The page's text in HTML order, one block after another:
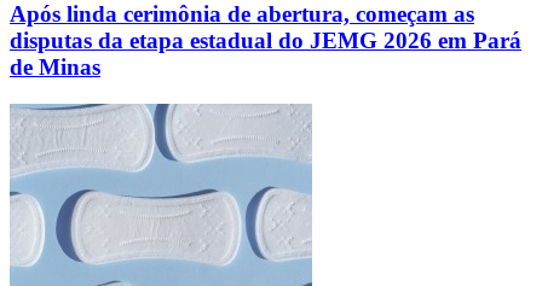
Após linda cerimônia de abertura, começam as
disputas da etapa estadual do JEMG 2026 em Pará
de Minas